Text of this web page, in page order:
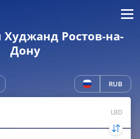
Меню
Ростов-на-
Дону
RUB
LBD